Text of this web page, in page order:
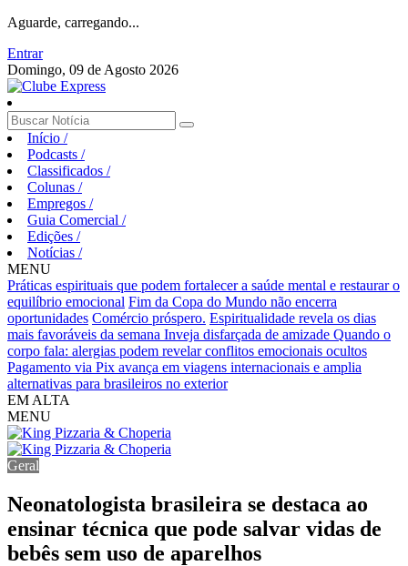
Aguarde, carregando...
Entrar
Domingo, 09 de Agosto 2026
Início /
Podcasts /
Classificados /
Colunas /
Empregos /
Guia Comercial /
Edições /
Notícias /
MENU
Práticas espirituais que podem fortalecer a saúde mental e restaurar o
equilíbrio emocional Fim da Copa do Mundo não encerra
oportunidades Comércio próspero. Espiritualidade revela os dias
mais favoráveis da semana Inveja disfarçada de amizade Quando o
corpo fala: alergias podem revelar conflitos emocionais ocultos
Pagamento via Pix avança em viagens internacionais e amplia
alternativas para brasileiros no exterior
EM ALTA
MENU
Geral
Neonatologista brasileira se destaca ao
ensinar técnica que pode salvar vidas de
bebês sem uso de aparelhos